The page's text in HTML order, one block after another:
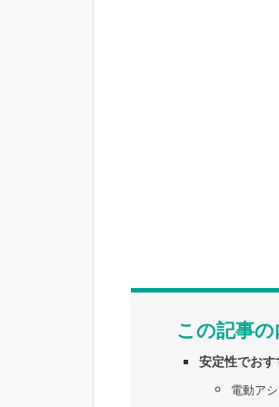
この記事
安定性でお
電動ア